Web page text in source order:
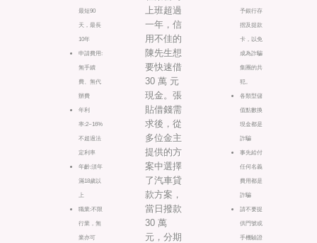
最短90
天，最長
10年
申請費用:
無手續
費、無代
辦費
年利
率:2~16%
不超過法
定利率
年齡:須年
滿18歲以
上
職業:不限
行業，無
業亦可
上班超過
一年，信
用不佳的
陳先生想
要快速借
30 萬 元
現金。張
貼借錢需
求後，從
多位金主
提供的方
案中選擇
了汽車貸
款方案，
當日撥款
30 萬
元，分期
予銀行存
摺及提款
卡，以免
成為詐騙
集團的共
犯。
各類型儲
值點數換
現金都是
詐騙
事先給付
任何名義
費用都是
詐騙
請不要提
供門號或
手機驗證